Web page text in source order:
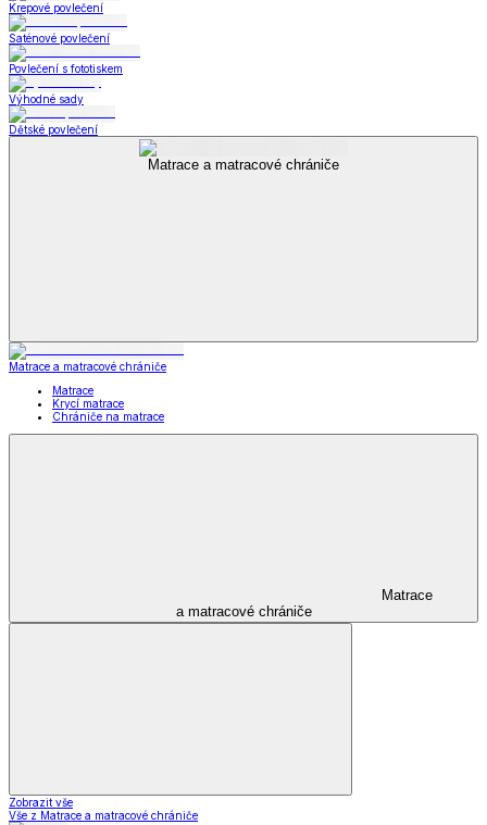
Krepové povlečení
Saténové povlečení
Povlečení s fototiskem
Výhodné sady
Dětské povlečení
Matrace a matracové chrániče
Matrace a matracové chrániče
Matrace
Krycí matrace
Chrániče na matrace
Matrace
a matracové chrániče
Zobrazit vše
Vše z Matrace a matracové chrániče